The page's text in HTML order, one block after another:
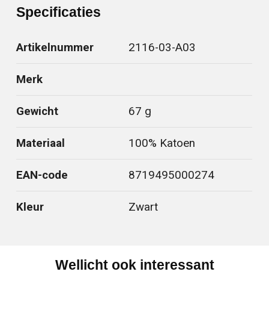
Specificaties
Artikelnummer 2116-03-A03
Merk
Gewicht 67 g
Materiaal 100% Katoen
EAN-code 8719495000274
Kleur Zwart
Wellicht ook interessant